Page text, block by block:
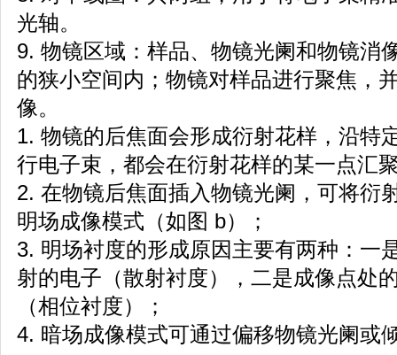
光轴。
9. 物镜区域：样品、物镜光阑和物镜消
的狭小空间内；物镜对样品进行聚焦，
像。
1. 物镜的后焦面会形成衍射花样，沿特
行电子束，都会在衍射花样的某一点汇
2. 在物镜后焦面插入物镜光阑，可将衍
明场成像模式（如图 b）；
3. 明场衬度的形成原因主要有两种：一
射的电子（散射衬度），二是成像点处
（相位衬度）；
4. 暗场成像模式可通过偏移物镜光阑或